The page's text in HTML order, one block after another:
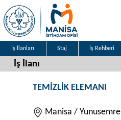
İş İlanları Staj İş Rehberi
İş İlanı
TEMİZLİK ELEMANI
Manisa / Yunusemre